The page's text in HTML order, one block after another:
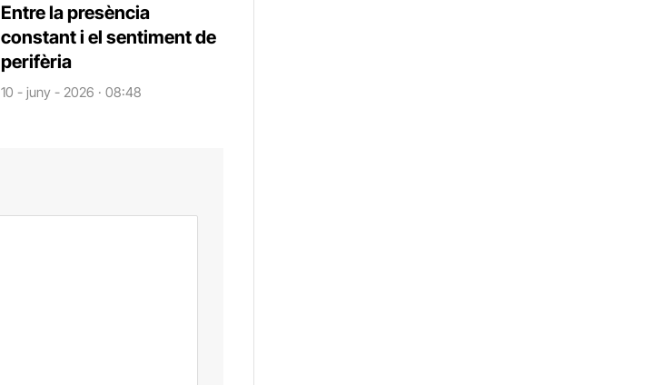
Entre la presència
constant i el sentiment de
perifèria
10 - juny - 2026 · 08:48